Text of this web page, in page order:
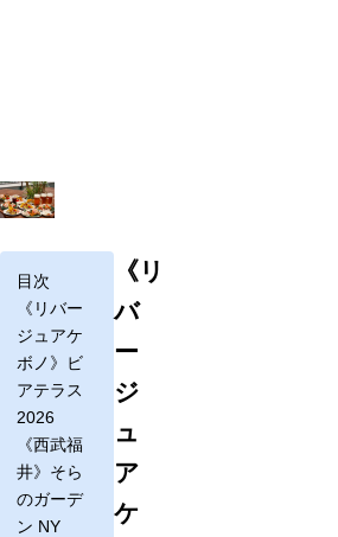
目次
《リバー
ジュアケ
ボノ》ビ
アテラス
2026
《西武福
井》そら
のガーデ
ン NY
《リ
バ
ー
ジ
ュ
ア
ケ